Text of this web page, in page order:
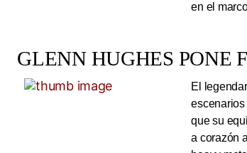
en el
GLENN HUGHES PONE
El
que su
a corazón